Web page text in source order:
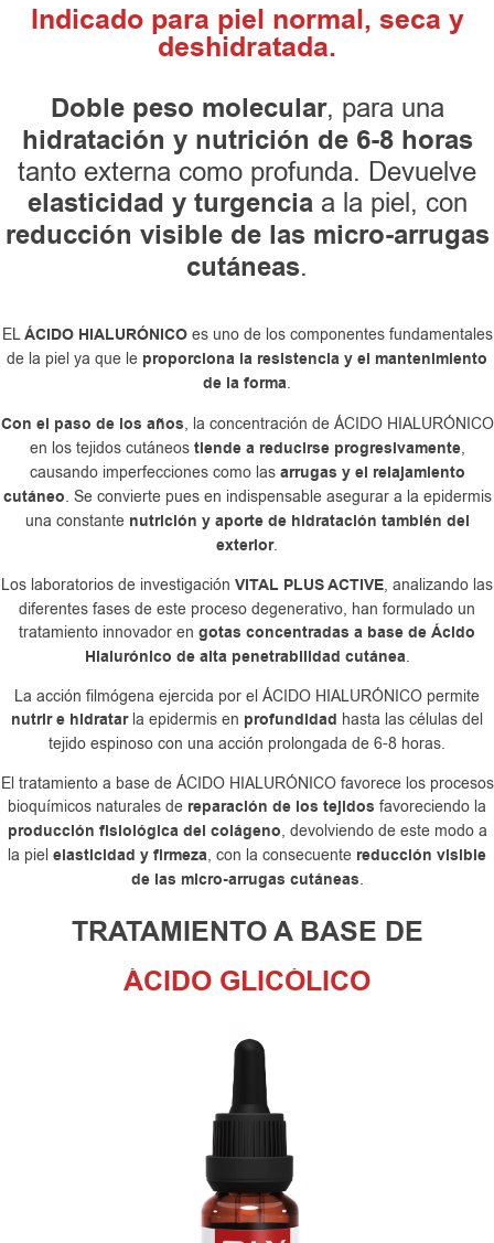
Indicado para piel normal, seca y
deshidratada.
Doble peso molecular, para una
hidratación y nutrición de 6-8 horas
tanto externa como profunda. Devuelve
elasticidad y turgenciaa la piel, con
reducción visible de las micro-arrugas
cutáneas.
ELÁCIDO HIALURÓNICOes uno de los componentes fundamentales
de la piel ya que le proporciona la resistencia y el mantenimiento
de la forma.
Con el paso de los años, la concentración de ÁCIDO HIALURÓNICO
en los tejidos cutáneos tiende a reducirse progresivamente,
causando imperfecciones como las arrugas y el relajamiento
cutáneo. Se convierte pues en indispensable asegurar a la epidermis
una constante nutrición y aporte de hidratación también del
exterior.
Los laboratorios de investigación VITAL PLUS ACTIVE, analizando las
diferentes fases de este proceso degenerativo, han formulado un
tratamiento innovador en gotas concentradas a base de Ácido
Hialurónico de alta penetrabilidad cutánea.
La acción filmógena ejercida por el ÁCIDO HIALURÓNICO permite
nutrir e hidratarla epidermis en profundidad hasta las células del
tejido espinoso con una acción prolongada de 6-8 horas.
El tratamiento a base de ÁCIDO HIALURÓNICO favorece los procesos
bioquímicos naturales de reparación de los tejidos favoreciendo la
producción fisiológica del colágeno, devolviendo de este modo a
la piel elasticidad y firmeza, con la consecuente reducción visible
de las micro-arrugas cutáneas.
TRATAMIENTO A BASE DE
ÁCIDO GLICÓLICO